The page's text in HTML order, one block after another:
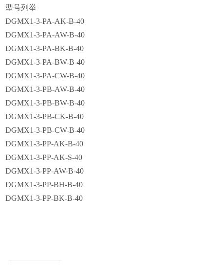
型号列举
DGMX1-3-PA-AK-B-40
DGMX1-3-PA-AW-B-40
DGMX1-3-PA-BK-B-40
DGMX1-3-PA-BW-B-40
DGMX1-3-PA-CW-B-40
DGMX1-3-PB-AW-B-40
DGMX1-3-PB-BW-B-40
DGMX1-3-PB-CK-B-40
DGMX1-3-PB-CW-B-40
DGMX1-3-PP-AK-B-40
DGMX1-3-PP-AK-S-40
DGMX1-3-PP-AW-B-40
DGMX1-3-PP-BH-B-40
DGMX1-3-PP-BK-B-40